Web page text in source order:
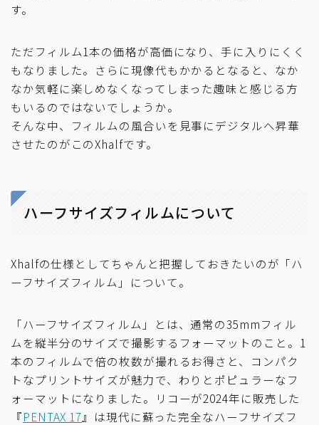
す。
ただフィルム1本の価格が高価になり、手に入りにくく
もなりました。さらに現像代もかかるとなると、なか
なか気軽に楽しめなくなってしまった趣味と感じる方
もいるのではないでしょうか。
そんな中、フィルムの風合いを見事にデジタルへ昇華
させたのがこのXhalfです。
ハーフサイズフィルムについて
Xhalfの仕様としてちゃんと把握しておきたいのが「ハ
ーフサイズフィルム」について。
「ハーフサイズフィルム」とは、通常の35mmフィル
ムを縦半分のサイズで撮影するフォーマットのこと。1
本のフィルムで倍の枚数が撮れるお得さと、コンパク
トなプリントサイズが魅力で、わりとポピュラーなフ
ォーマットになりました。リコーが2024年に販売した
『PENTAX 17』は現代に蘇った完全なハーフサイズフ